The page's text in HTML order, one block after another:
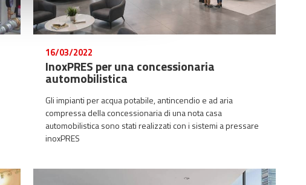
16/03/2022
InoxPRES per una concessionaria
automobilistica
Gli impianti per acqua potabile, antincendio e ad aria
compressa della concessionaria di una nota casa
automobilistica sono stati realizzati con i sistemi a pressare
inoxPRES